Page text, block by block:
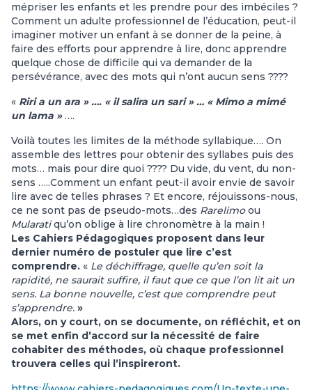
mépriser les enfants et les prendre pour des imbéciles ?
Comment un adulte professionnel de l’éducation, peut-il
imaginer motiver un enfant à se donner de la peine, à
faire des efforts pour apprendre à lire, donc apprendre
quelque chose de difficile qui va demander de la
persévérance, avec des mots qui n’ont aucun sens ????
« Riri a un ara » …. « il salira un sari » … « Mimo a mimé
un lama »….
Voilà toutes les limites de la méthode syllabique…. On
assemble des lettres pour obtenir des syllabes puis des
mots… mais pour dire quoi ???? Du vide, du vent, du non-
sens …..Comment un enfant peut-il avoir envie de savoir
lire avec de telles phrases ? Et encore, réjouissons-nous,
ce ne sont pas de pseudo-mots…des Rarelimoou
Mularatiqu’on oblige à lire chronomètre à la main !
Les Cahiers Pédagogiques proposent dans leur
dernier numéro de postuler que lire c’est
comprendre. « Le déchiffrage, quelle qu’en soit la
rapidité, ne saurait suffire, il faut que ce que l’on lit ait un
sens. La bonne nouvelle, c’est que comprendre peut
s’apprendre. »
Alors, on y court, on se documente, on réfléchit, et on
se met enfin d’accord sur la nécessité de faire
cohabiter des méthodes, où chaque professionnel
trouvera celles qui l’inspireront.